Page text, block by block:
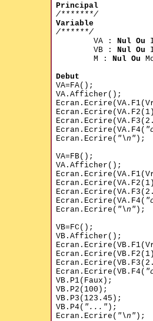
Principal
/*******/
Variable
/******/
VA : Nul Ou
VB : Nul Ou
M : Nul Ou
Debut
VA=FA();
VA.Afficher();
Ecran.Ecrire(VA.F4(
Ecran.Ecrire( "\n" );
VA=FB();
VA.Afficher();
Ecran.Ecrire(VA.F4(
Ecran.Ecrire( "\n" );
VB=FC();
VB.Afficher();
Ecran.Ecrire(VB.F4(
VB.P1(Faux);
VB.P2(100);
VB.P3(123.45);
VB.P4( "..." );
Ecran.Ecrire( "\n" );